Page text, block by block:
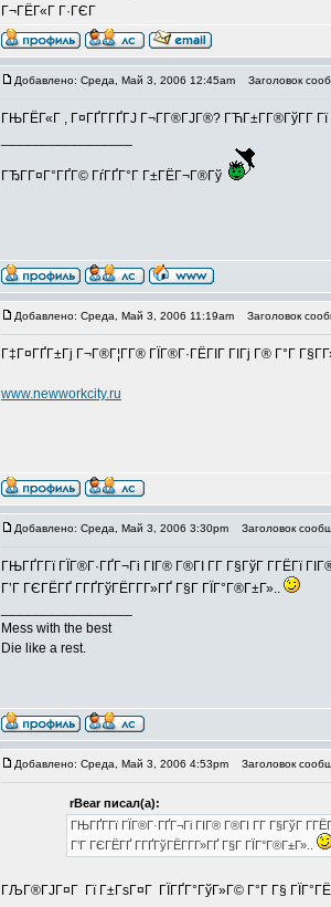
Г¬ГЁГ«Г Г·ГЄГ
Добавлено: Среда, Май 3, 2006 12:45am Заголовок
ГЊГЁГ«Г , Г¤ГҐГ­ГҐГЈ Г¬Г­Г®ГЈГ®? ГЋГ±Г­Г®ГўГ­Г Гї
ГЂГ­Г¤Г°ГҐГ© ГѓГҐГ°Г Г±ГЁГ¬Г®Гў
Добавлено: Среда, Май 3, 2006 11:19am Заголовок
Г‡Г¤ГҐГ±Гј Г¬Г®Г¦Г­Г® ГЇГ®Г·ГЁГІГ ГІГј Г® Г°Г
www.newworkcity.ru
Добавлено: Среда, Май 3, 2006 3:30pm Заголовок
ГЊГҐГ­Гї ГЇГ®Г·ГҐГ¬Гі ГІГ® Г®ГІ Г­Г Г§ГўГ Г­ГЁГї
Г’Г ГЄГЁГҐ Г­ГҐГўГЁГ­Г­Г»ГҐ Г§Г ГЇГ°Г®Г±Г»..
Mess with the best
Die like a rest.
Добавлено: Среда, Май 3, 2006 4:53pm Заголовок
rBear писал(а):
ГЊГҐГ­Гї ГЇГ®Г·ГҐГ¬Гі ГІГ® Г®ГІ Г­Г Г§ГўГ
Г’Г ГЄГЁГҐ Г­ГҐГўГЁГ­Г­Г»ГҐ Г§Г ГЇГ°Г®Г±Г»..
ГЉГ®ГЈГ¤Г Гї Г±ГѕГ¤Г ГЇГҐГ°ГўГ»Г© Г°Г Г§